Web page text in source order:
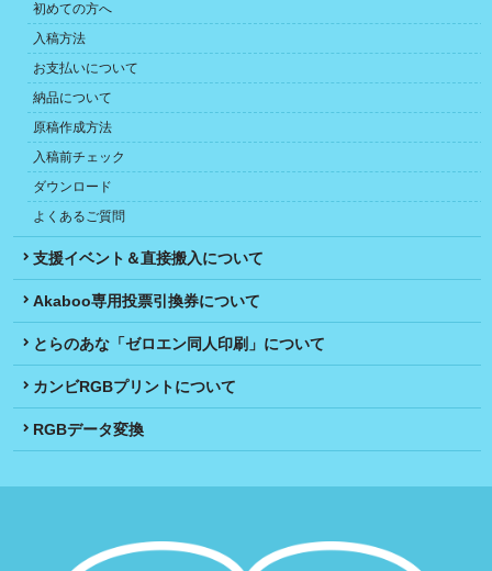
初めての方へ
入稿方法
お支払いについて
納品について
原稿作成方法
入稿前チェック
ダウンロード
よくあるご質問
支援イベント＆直接搬入について
Akaboo専用投票引換券について
とらのあな「ゼロエン同人印刷」について
カンビRGBプリントについて
RGBデータ変換